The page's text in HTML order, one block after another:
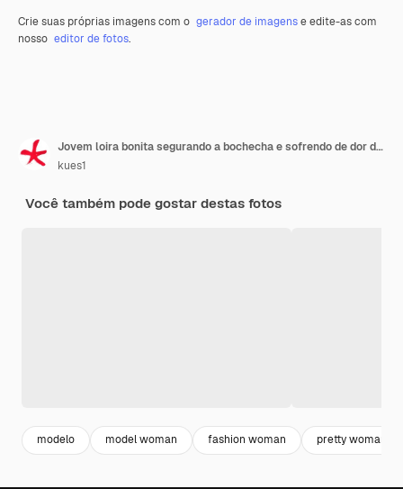
Crie suas próprias imagens com o gerador de imagense edite-as com
nosso editor de fotos.
Jovem loira bonita segurando a bochecha e sofrendo de dor de dente dolorida, sentindo-se doente, miserável e infeliz, procurando um dentista
kues1
Você também pode gostar destas fotos
modelo model woman fashion woman pretty woman